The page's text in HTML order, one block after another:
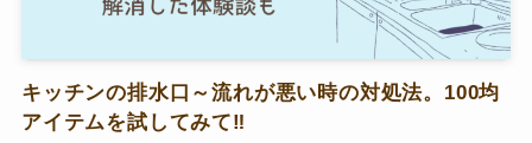
キッチンの排水口～流れが悪い時の対処法。100均
アイテムを試してみて‼